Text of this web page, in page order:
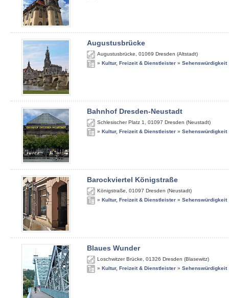
Augustusbrücke
Augustusbrücke 01069 Dresden (Altstadt)
» Kultur, Freizeit & Dienstleister » Sehenswürdigkeit
Bahnhof Dresden-Neustadt
Schlesischer Platz 1 01097 Dresden (Neustadt)
» Kultur, Freizeit & Dienstleister » Sehenswürdigkeit
Barockviertel Königstraße
Königstraße 01097 Dresden (Neustadt)
» Kultur, Freizeit & Dienstleister » Sehenswürdigkeit
Blaues Wunder
Loschwitzer Brücke 01326 Dresden (Blasewitz)
» Kultur, Freizeit & Dienstleister » Sehenswürdigkeit